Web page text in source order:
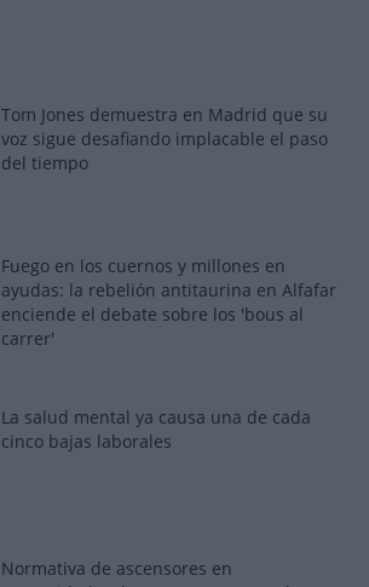
Tom Jones demuestra en Madrid que su
voz sigue desafiando implacable el paso
del tiempo
Fuego en los cuernos y millones en
ayudas: la rebelión antitaurina en Alfafar
enciende el debate sobre los 'bous al
carrer'
La salud mental ya causa una de cada
cinco bajas laborales
Normativa de ascensores en